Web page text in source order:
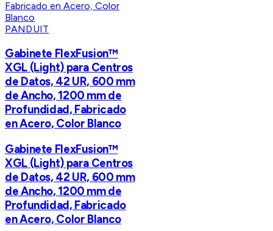
PANDUIT
Gabinete FlexFusion™
XGL (Light) para Centros
de Datos, 42 UR, 600 mm
de Ancho, 1200 mm de
Profundidad, Fabricado
en Acero, Color Blanco
Gabinete FlexFusion™
XGL (Light) para Centros
de Datos, 42 UR, 600 mm
de Ancho, 1200 mm de
Profundidad, Fabricado
en Acero, Color Blanco